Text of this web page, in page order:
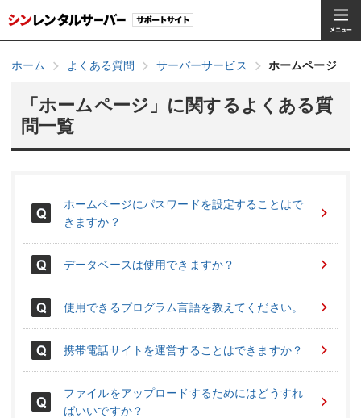
ホーム よくある質問 サーバーサービス ホームページ
「ホームページ」に関するよくある質
問一覧
ホームページにパスワードを設定することはで
きますか？
データベースは使用できますか？
使用できるプログラム言語を教えてください。
携帯電話サイトを運営することはできますか？
ファイルをアップロードするためにはどうすれ
ばいいですか？